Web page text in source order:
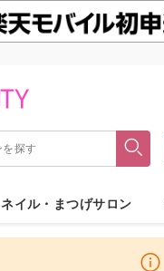
ネイル・まつげサロン